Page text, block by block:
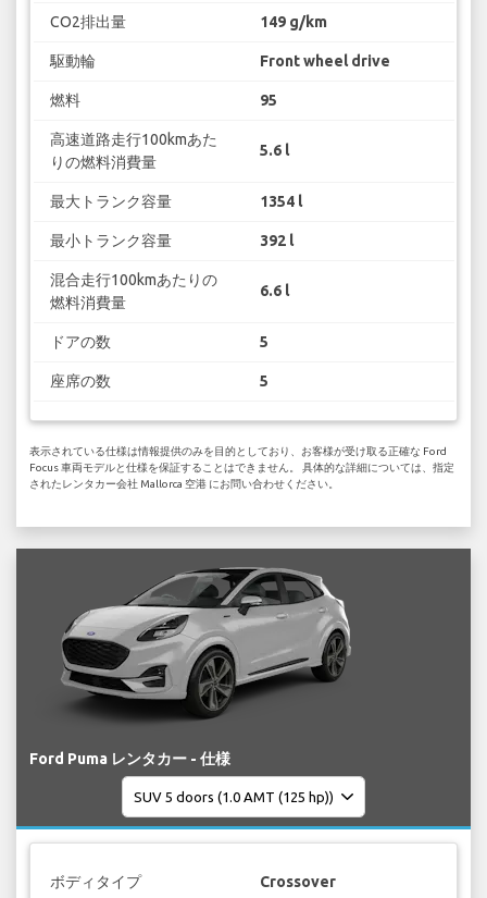
CO2排出量 149 g/km
駆動輪 Front wheel drive
燃料 95
高速道路走行100kmあた
りの燃料消費量
5.6 l
最大トランク容量 1354 l
最小トランク容量 392 l
混合走行100kmあたりの
燃料消費量
6.6 l
ドアの数 5
座席の数 5
表示されている仕様は情報提供のみを目的としており、お客様が受け取る正確な Ford
Focus 車両モデルと仕様を保証することはできません。 具体的な詳細については、指定
されたレンタカー会社 Mallorca 空港 にお問い合わせください。
Ford Puma レンタカー - 仕様
ボディタイプ Crossover